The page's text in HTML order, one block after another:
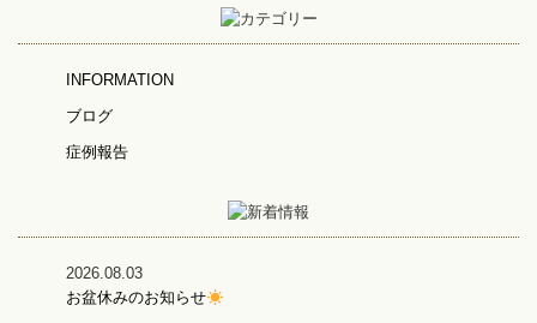
INFORMATION
ブログ
症例報告
2026.08.03
お盆休みのお知らせ